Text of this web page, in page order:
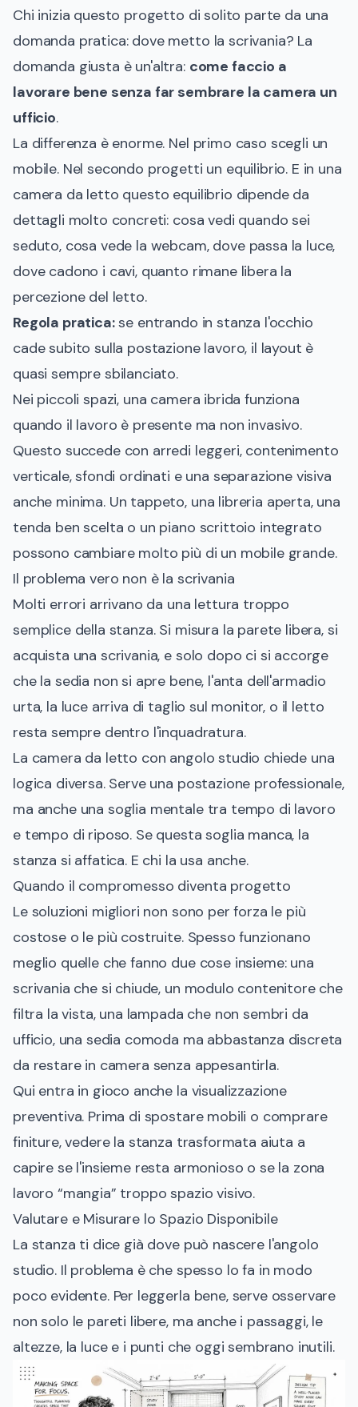
Chi inizia questo progetto di solito parte da una
domanda pratica: dove metto la scrivania? La
domanda giusta è un'altra: come faccio a
lavorare bene senza far sembrare la camera un
ufficio.
La differenza è enorme. Nel primo caso scegli un
mobile. Nel secondo progetti un equilibrio. E in una
camera da letto questo equilibrio dipende da
dettagli molto concreti: cosa vedi quando sei
seduto, cosa vede la webcam, dove passa la luce,
dove cadono i cavi, quanto rimane libera la
percezione del letto.
Regola pratica:se entrando in stanza l'occhio
cade subito sulla postazione lavoro, il layout è
quasi sempre sbilanciato.
Nei piccoli spazi, una camera ibrida funziona
quando il lavoro è presente ma non invasivo.
Questo succede con arredi leggeri, contenimento
verticale, sfondi ordinati e una separazione visiva
anche minima. Un tappeto, una libreria aperta, una
tenda ben scelta o un piano scrittoio integrato
possono cambiare molto più di un mobile grande.
Il problema vero non è la scrivania
Molti errori arrivano da una lettura troppo
semplice della stanza. Si misura la parete libera, si
acquista una scrivania, e solo dopo ci si accorge
che la sedia non si apre bene, l'anta dell'armadio
urta, la luce arriva di taglio sul monitor, o il letto
resta sempre dentro l'inquadratura.
La camera da letto con angolo studio chiede una
logica diversa. Serve una postazione professionale,
ma anche una soglia mentale tra tempo di lavoro
e tempo di riposo. Se questa soglia manca, la
stanza si affatica. E chi la usa anche.
Quando il compromesso diventa progetto
Le soluzioni migliori non sono per forza le più
costose o le più costruite. Spesso funzionano
meglio quelle che fanno due cose insieme: una
scrivania che si chiude, un modulo contenitore che
filtra la vista, una lampada che non sembri da
ufficio, una sedia comoda ma abbastanza discreta
da restare in camera senza appesantirla.
Qui entra in gioco anche la visualizzazione
preventiva. Prima di spostare mobili o comprare
finiture, vedere la stanza trasformata aiuta a
capire se l'insieme resta armonioso o se la zona
lavoro “mangia” troppo spazio visivo.
Valutare e Misurare lo Spazio Disponibile
La stanza ti dice già dove può nascere l'angolo
studio. Il problema è che spesso lo fa in modo
poco evidente. Per leggerla bene, serve osservare
non solo le pareti libere, ma anche i passaggi, le
altezze, la luce e i punti che oggi sembrano inutili.